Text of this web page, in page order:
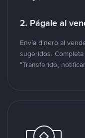
2. Págale al
Envía dinero al
sugeridos.
"Transferido,